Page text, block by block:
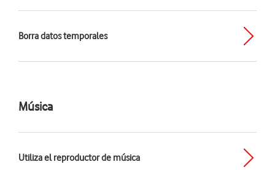
Borra datos temporales
Música
Utiliza el reproductor de música